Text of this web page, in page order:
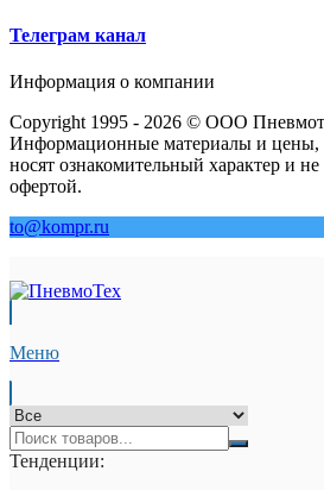
Телеграм канал
Информация о компании
Copyright 1995 - 2026 © ООО
Информационные материалы и цены,
носят ознакомительный характер и
офертой.
to@kompr.ru
Меню
Тенденции: